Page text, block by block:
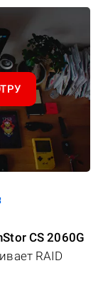
CS 2060G
RAID